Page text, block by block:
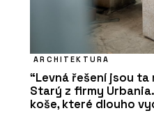
ARCHITEKTURA
“Levná řešení jsou ta
Starý z firmy
koše, které dlouho